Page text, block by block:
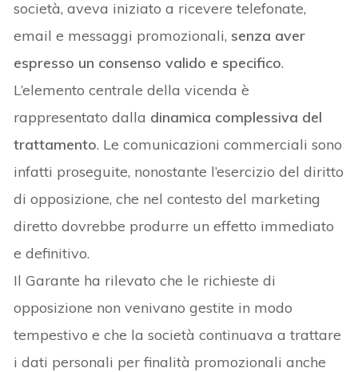
società, aveva iniziato a ricevere telefonate,
email e messaggi promozionali, senza aver
espresso un consenso valido e specifico.
L’elemento centrale della vicenda è
rappresentato dalla dinamica complessiva del
trattamento. Le comunicazioni commerciali sono
infatti proseguite, nonostante l’esercizio del diritto
di opposizione, che nel contesto del marketing
diretto dovrebbe produrre un effetto immediato
e definitivo.
Il Garante ha rilevato che le richieste di
opposizione non venivano gestite in modo
tempestivo e che la società continuava a trattare
i dati personali per finalità promozionali anche